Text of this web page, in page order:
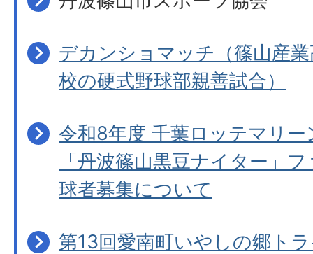
デカンショマッチ（篠山産
校の硬式野球部親善試合）
令和8年度 千葉ロッテマリー
「丹波篠山黒豆ナイター」
球者募集について
第13回愛南町いやしの郷ト